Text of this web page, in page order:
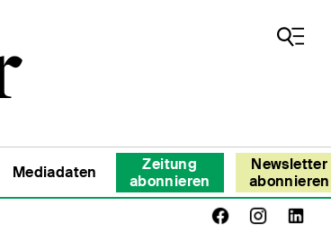
Mediadaten
Zeitung
abonnieren
Newsletter
abonnieren